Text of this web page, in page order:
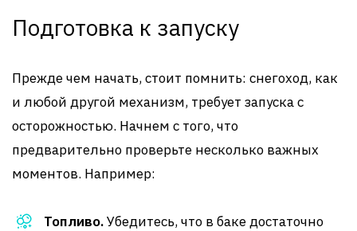
Подготовка к запуску
Прежде чем начать, стоит помнить: снегоход, как
и любой другой механизм, требует запуска с
осторожностью. Начнем с того, что
предварительно проверьте несколько важных
моментов. Например:
Топливо.Убедитесь, что в баке достаточно